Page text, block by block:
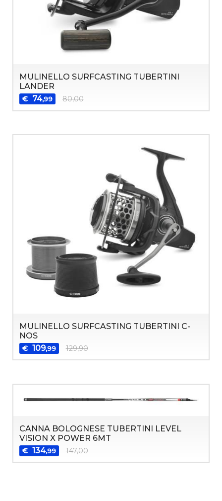
MULINELLO SURFCASTING TUBERTINI
LANDER
€ 74,99 80,00
MULINELLO SURFCASTING TUBERTINI C-
NOS
€ 109,99 129,90
CANNA BOLOGNESE TUBERTINI LEVEL
VISION X POWER 6MT
€ 134,99 147,00